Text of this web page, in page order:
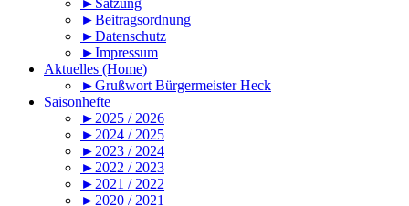
►Satzung
►Beitragsordnung
►Datenschutz
►Impressum
Aktuelles (Home)
►Grußwort Bürgermeister Heck
Saisonhefte
►2025 / 2026
►2024 / 2025
►2023 / 2024
►2022 / 2023
►2021 / 2022
►2020 / 2021